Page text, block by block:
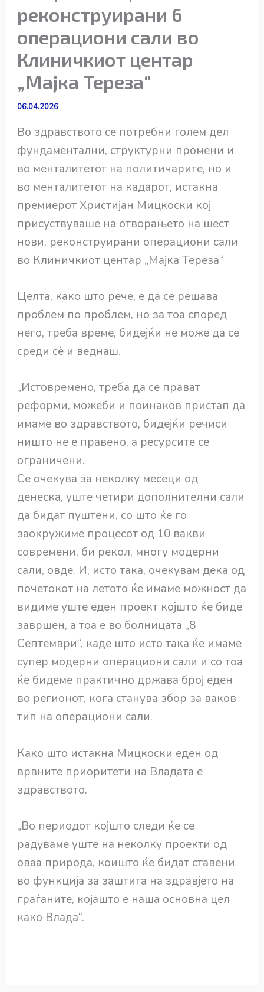
реконструирани 6
операциони сали во
Клиничкиот центар
„Мајка Тереза“
06.04.2026
Во здравството се потребни голем дел
фундаментални, структурни промени и
во менталитетот на политичарите, но и
во менталитетот на кадарот, истакна
премиерот Христијан Мицкоски кој
присуствуваше на отворањето на шест
нови, реконструирани операциони сали
во Клиничкиот центар „Мајка Тереза“
Целта, како што рече, е да се решава
проблем по проблем, но за тоа според
него, треба време, бидејќи не може да се
среди сѐ и веднаш.
„Истовремено, треба да се прават
реформи, можеби и поинаков пристап да
имаме во здравството, бидејќи речиси
ништо не е правено, а ресурсите се
ограничени.
Се очекува за неколку месеци од
денеска, уште четири дополнителни сали
да бидат пуштени, со што ќе го
заокружиме процесот од 10 вакви
современи, би рекол, многу модерни
сали, овде. И, исто така, очекувам дека од
почетокот на летото ќе имаме можност да
видиме уште еден проект којшто ќе биде
завршен, а тоа е во болницата „8
Септември“, каде што исто така ќе имаме
супер модерни операциони сали и со тоа
ќе бидеме практично држава број еден
во регионот, кога станува збор за ваков
тип на операциони сали.
Како што истакна Мицкоски еден од
врвните приоритети на Владата е
здравството.
„Во периодот којшто следи ќе се
радуваме уште на неколку проекти од
оваа природа, коишто ќе бидат ставени
во функција за заштита на здравјето на
граѓаните, којашто е наша основна цел
како Влада“.